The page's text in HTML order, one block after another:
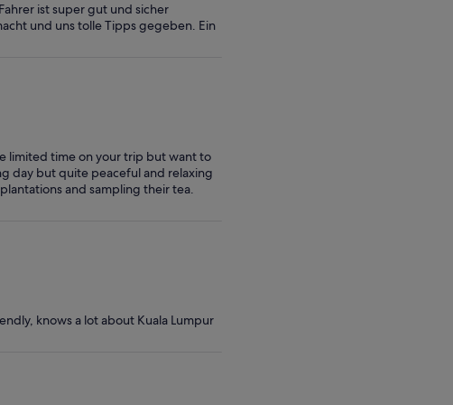
inferior
ist super gut und sicher
und uns tolle Tipps gegeben. Ein
limited time on your trip but want to
day but quite peaceful and relaxing
and sampling their tea.
knows a lot about Kuala Lumpur